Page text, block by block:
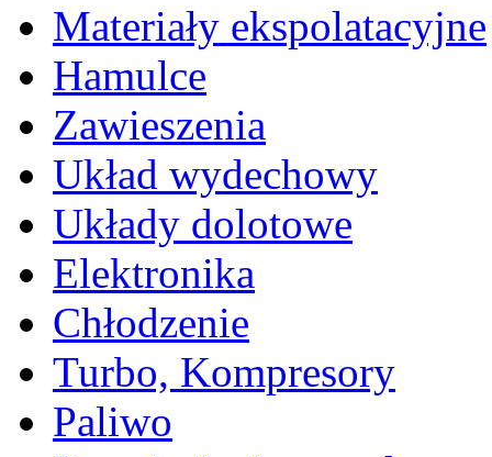
Materiały ekspolatacyjne
Hamulce
Zawieszenia
Układ wydechowy
Układy dolotowe
Elektronika
Chłodzenie
Turbo, Kompresory
Paliwo